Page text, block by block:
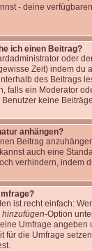
- deine
ich einen Beitrag?
oder
Zeit) indem du
des Beitrags
falls ein Moderator
Benutzer keine
anhängen?
Beitrag
auch eine
verhindern, indem
ist recht einfach:
hinzufügen-Option
Umfrage
für die Umfrage